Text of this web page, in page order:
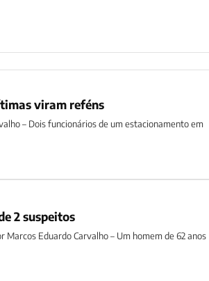
viram reféns
– Dois funcionários de um estacionamento em
2 suspeitos
Marcos Eduardo Carvalho – Um homem de 62 anos